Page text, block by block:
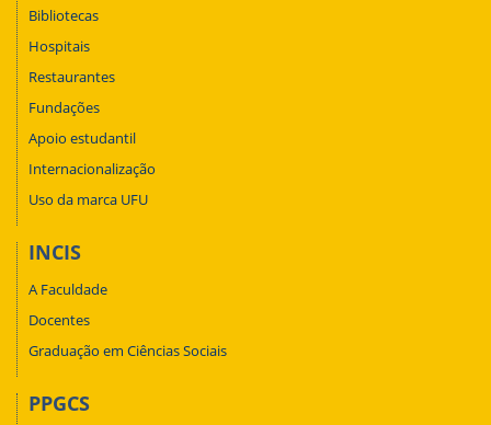
Bibliotecas
Hospitais
Restaurantes
Fundações
Apoio estudantil
Internacionalização
Uso da marca UFU
INCIS
A Faculdade
Docentes
Graduação em Ciências Sociais
PPGCS